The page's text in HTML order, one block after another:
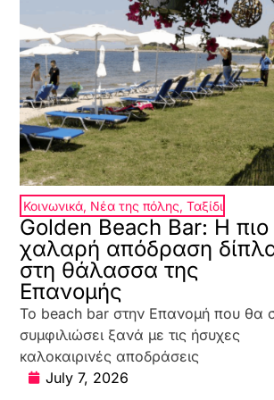
Κοινωνικά, Νέα της πόλης, Ταξίδι
Golden Beach Bar: Η πιο
χαλαρή απόδραση
στη θάλασσα της
Επανομής
Το beach bar στην Επανομή που θα
συμφιλιώσει ξανά με τις ήσυχες
καλοκαιρινές αποδράσεις
July 7, 2026